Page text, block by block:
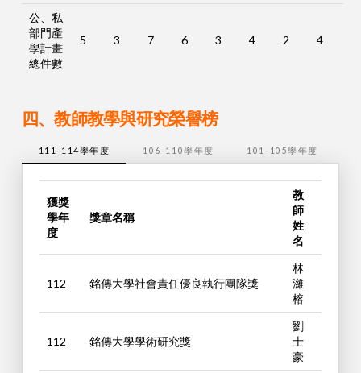
公、私
部門產
學計畫
總件數
5 3 7 6 3 4 2 4
四、教師教學與研究榮譽榜
111-114學年度 106-110學年度 101-105學年度
獲獎
學年
度
獎章名稱
教
師
姓
名
112 銘傳大學社會責任優良執行團隊獎
林
濰
榕
112 銘傳大學學術研究獎
劉
士
豪